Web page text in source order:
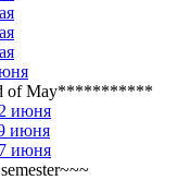
of May***********
июня
июня
июня